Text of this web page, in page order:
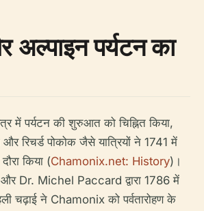
पर्यटन का
में पर्यटन की शुरुआत को चिह्नित किया,
और रिचर्ड पोकोक जैसे यात्रियों ने 1741 में
किया (Chamonix.net: History)।
Dr. Michel Paccard द्वारा 1786 में
चढ़ाई ने Chamonix को पर्वतारोहण के